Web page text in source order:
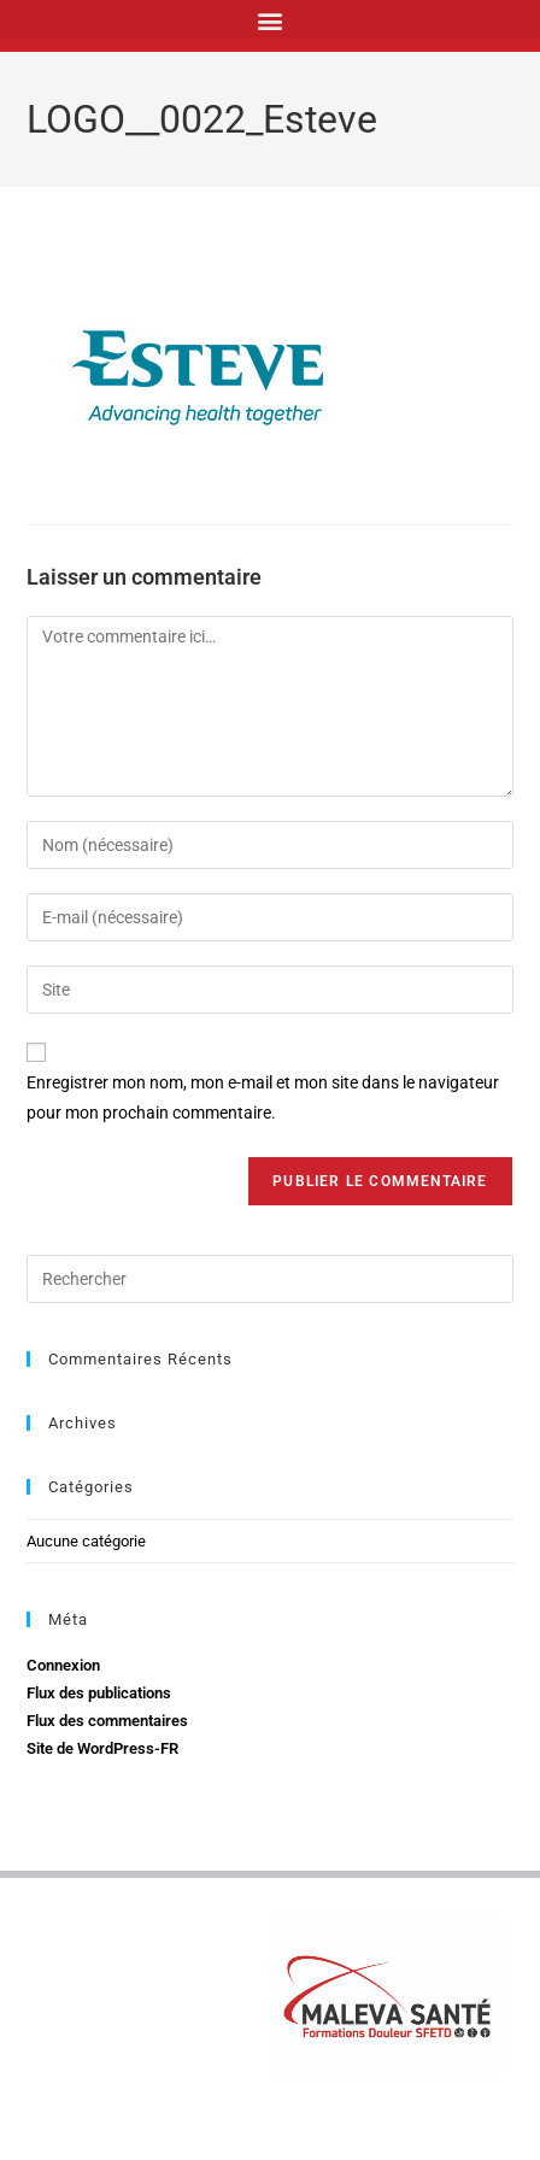
LOGO__0022_Esteve
Laisser un commentaire
Enregistrer mon nom, mon e-mail et mon site dans le navigateur
pour mon prochain commentaire.
Commentaires Récents
Archives
Catégories
Aucune catégorie
Méta
Connexion
Flux des publications
Flux des commentaires
Site de WordPress-FR